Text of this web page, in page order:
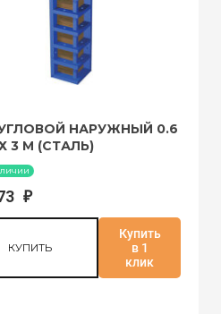
НАРУЖНЫЙ 0.6
3 М (СТАЛЬ)
₽
КУПИТЬ
Купить
в 1
клик